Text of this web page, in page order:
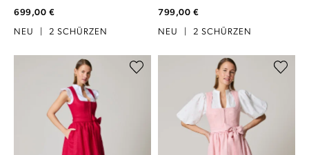
699,00 €
NEU 2 SCHÜRZEN
799,00 €
NEU 2 SCHÜRZEN